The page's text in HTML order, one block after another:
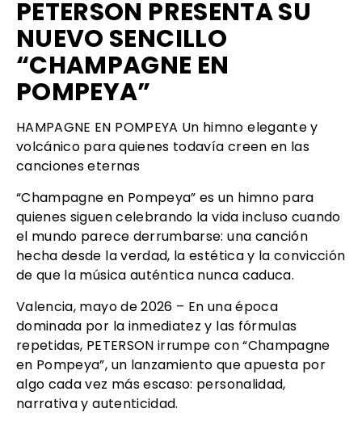
PETERSON PRESENTA SU
NUEVO SENCILLO
“CHAMPAGNE EN
POMPEYA”
HAMPAGNE EN POMPEYA Un himno elegante y
volcánico para quienes todavía creen en las
canciones eternas
“Champagne en Pompeya” es un himno para
quienes siguen celebrando la vida incluso cuando
el mundo parece derrumbarse: una canción
hecha desde la verdad, la estética y la convicción
de que la música auténtica nunca caduca.
Valencia, mayo de 2026 – En una época
dominada por la inmediatez y las fórmulas
repetidas, PETERSON irrumpe con “Champagne
en Pompeya”, un lanzamiento que apuesta por
algo cada vez más escaso: personalidad,
narrativa y autenticidad.